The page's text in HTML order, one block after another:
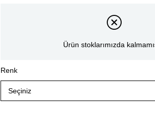
Ürün stoklarımızda
Renk